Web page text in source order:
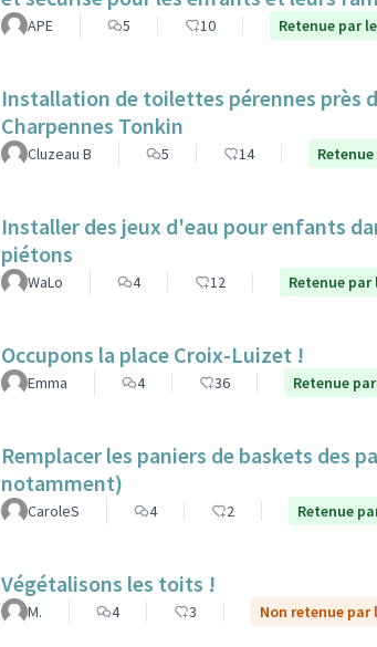
APE 5 10 Retenue par
Installation de toilettes pérennes près
Charpennes Tonkin
Cluzeau B 5 14
Installer des jeux d'eau pour enfants
piétons
WaLo 4 12 Retenue
Occupons la place Croix-Luizet !
Emma 4 36 Retenue
Remplacer les paniers de baskets des
notamment)
CaroleS 4 2 Retenue
Végétalisons les toits !
M. 4 3 Non retenue